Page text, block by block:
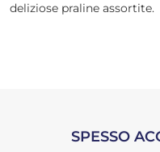
deliziose praline assortite.
SPESSO